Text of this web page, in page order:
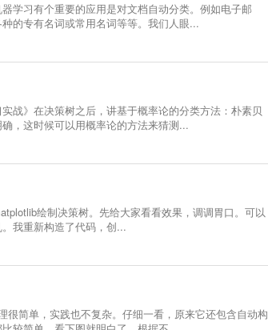
学习有个重要的应用是对文档自动分类。例如电子邮
的专有名词或常用名词等等。我们人眼...
战》在决策树之后，讲基于概率论的分类方法：朴素贝
，这时候可以用概率论的方法来猜测...
绘制决策树。先给大家看看效果，调调胃口。可以
我重新构造了代码，创...
很简单，实践也不复杂。仔细一看，原来它还包含自动构